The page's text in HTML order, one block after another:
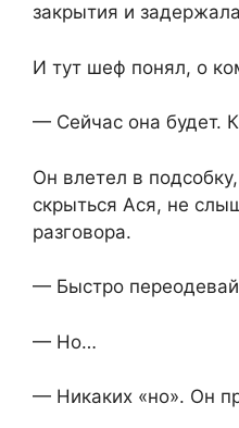
закрытия и
И тут шеф понял, о
— Сейчас она будет.
Он влетел в
скрыться Ася, не
разговора.
— Быстро
— Но…
— Никаких «но». Он